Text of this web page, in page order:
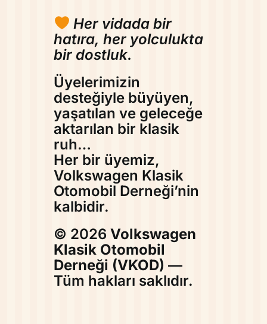
Her vidada bir
hatıra, her yolculukta
bir dostluk.
Üyelerimizin
desteğiyle büyüyen,
yaşatılan ve geleceğe
aktarılan bir klasik
ruh…
Her bir üyemiz,
Volkswagen Klasik
Otomobil Derneği’nin
kalbidir.
© 2026 Volkswagen
Klasik Otomobil
Derneği (VKOD) —
Tüm hakları saklıdır.